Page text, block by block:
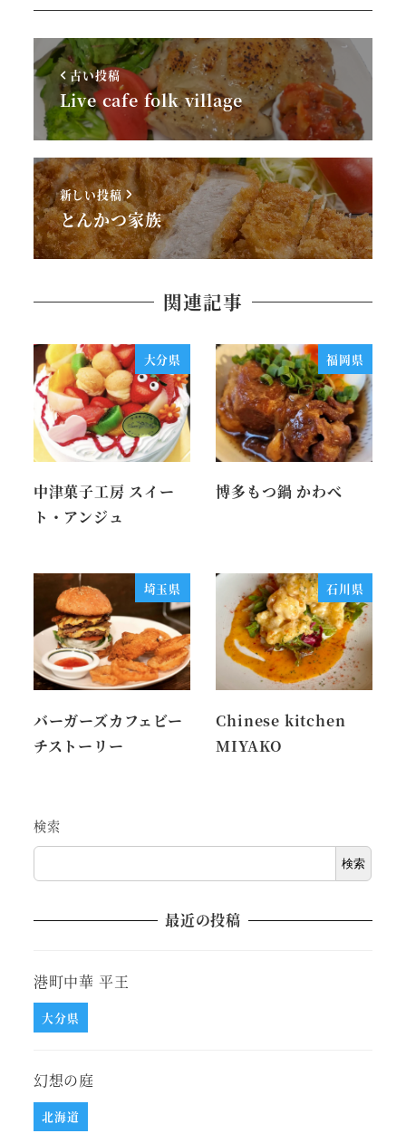
古い投稿
Live cafe folk village
新しい投稿
とんかつ家族
関連記事
大分県
中津菓子工房 スイー
ト・アンジュ
福岡県
博多もつ鍋 かわべ
埼玉県
バーガーズカフェビー
チストーリー
石川県
Chinese kitchen
MIYAKO
検索
検索
最近の投稿
港町中華 平王
大分県
幻想の庭
北海道